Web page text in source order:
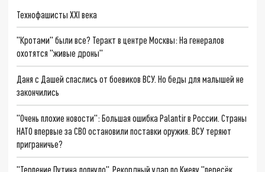
Технофашисты XXI века
"Кротами" были все? Теракт в центре Москвы: На генералов
охотятся "живые дроны"
Даня с Дашей спаслись от боевиков ВСУ. Но беды для малышей не
закончились
"Очень плохие новости": Большая ошибка Palantir в России. Страны
НАТО впервые за СВО остановили поставки оружия. ВСУ теряют
приграничье?
"Терпение Путина лопнуло". Рекордный удар по Киеву "пересёк